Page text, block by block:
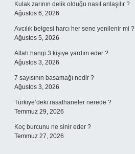
Kulak zarının delik olduğu nasıl anlaşılır ?
Ağustos 6, 2026
Avcılık belgesi harcı her sene yenilenir mi ?
Ağustos 5, 2026
Allah hangi 3 kişiye yardım eder ?
Ağustos 3, 2026
7 sayısının basamağı nedir ?
Ağustos 3, 2026
Türkiye’deki rasathaneler nerede ?
Temmuz 29, 2026
Koç burcunu ne sinir eder ?
Temmuz 27, 2026